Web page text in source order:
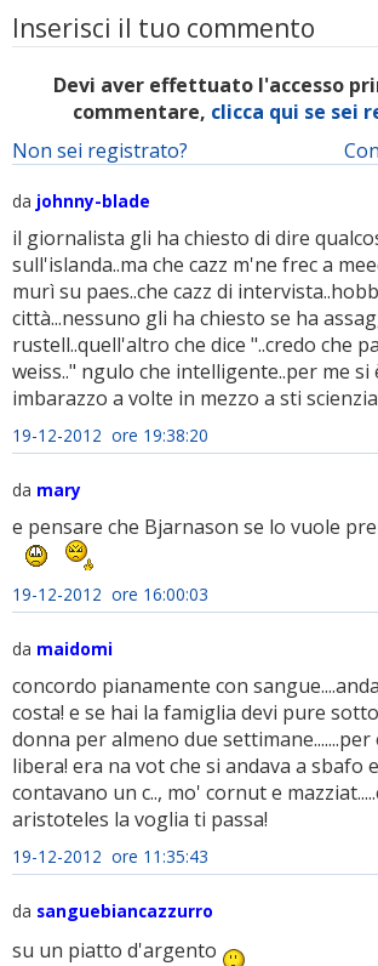
Inserisci il tuo commento
Devi aver effettuato l'accesso
commentare, clicca qui se sei
Non sei registrato?
da johnny-blade
il giornalista gli ha chiesto di dire
sull'islanda..ma che cazz m'ne frec a
murì su paes..che cazz di
città...nessuno gli ha chiesto se ha
rustell..quell'altro che dice "..credo che
weiss.." ngulo che intelligente..per me
imbarazzo a volte in mezzo a sti
19-12-2012 ore 19:38:20
da mary
e pensare che Bjarnason se lo vuole
19-12-2012 ore 16:00:03
da maidomi
concordo pianamente con
costa! e se hai la famiglia devi pure
donna per almeno due
libera! era na vot che si andava a sbafo
contavano un c.., mo' cornut e
aristoteles la voglia ti passa!
19-12-2012 ore 11:35:43
da sanguebiancazzurro
su un piatto d'argento